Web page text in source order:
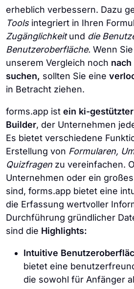
erheblich verbessern. Dazu
Toolsintegriert in Ihren
Zugänglichkeitund die
Benutzeroberfläche. Wenn
unserem Vergleich noch
suchen, sollten Sie eine
in Betracht ziehen.
forms.app ist ein ki-
Builder, der Unternehmen
Es bietet verschiedene
Erstellung von Formularen,
Quizfragen zu vereinfachen.
Unternehmen oder ein
sind, forms.app bietet eine
die Erfassung wertvoller
Durchführung gründlicher
sind die Highlights:
Intuitive
bietet eine
die sowohl für Anfänger